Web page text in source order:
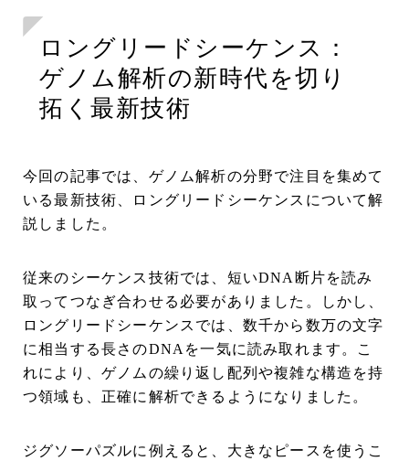
ロングリードシーケンス：
ゲノム解析の新時代を切り
拓く最新技術
今回の記事では、ゲノム解析の分野で注目を集めて
いる最新技術、ロングリードシーケンスについて解
説しました。
従来のシーケンス技術では、短いDNA断片を読み
取ってつなぎ合わせる必要がありました。しかし、
ロングリードシーケンスでは、数千から数万の文字
に相当する長さのDNAを一気に読み取れます。こ
れにより、ゲノムの繰り返し配列や複雑な構造を持
つ領域も、正確に解析できるようになりました。
ジグソーパズルに例えると、大きなピースを使うこ